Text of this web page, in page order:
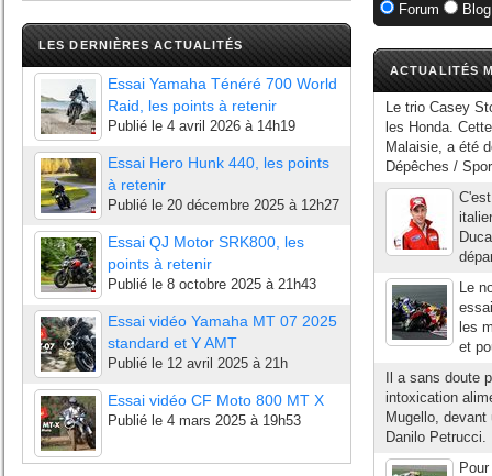
LES DERNIÈRES ACTUALITÉS
Essai Yamaha Ténéré 700 World
Raid, les points à retenir
Publié le 4 avril 2026 à 14h19
Essai Hero Hunk 440, les points
à retenir
Publié le 20 décembre 2025 à 12h27
Essai QJ Motor SRK800, les
points à retenir
Publié le 8 octobre 2025 à 21h43
Essai vidéo Yamaha MT 07 2025
standard et Y AMT
Publié le 12 avril 2025 à 21h
Essai vidéo CF Moto 800 MT X
Publié le 4 mars 2025 à 19h53
Forum
ACTUALITÉS
Le trio Casey
les Honda.
Malaisie, a été
Dépêches /
Le
les
et
Il a sans doute
intoxication
Mugello,
Danilo